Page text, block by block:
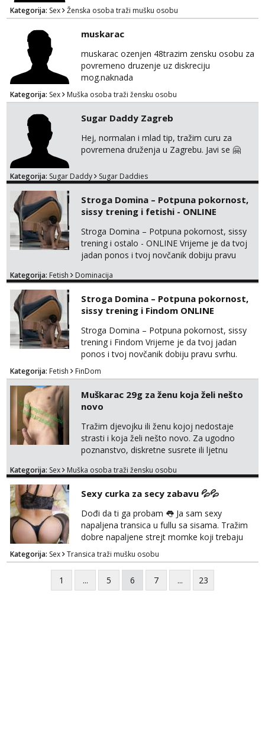
Kategorija: Sex Ženska osoba traži mušku osobu
muskarac
muskarac ozenjen 48trazim zensku osobu za
povremeno druzenje uz diskreciju
mog.naknada
Kategorija: Sex Muška osoba traži žensku osobu
Sugar Daddy Zagreb
Hej, normalan i mlad tip, tražim curu za
povremena druženja u Zagrebu. Javi se 🤗
Kategorija: Sugar Daddy Sugar Daddies
Stroga Domina – Potpuna pokornost,
sissy trening i fetishi - ONLINE
Stroga Domina – Potpuna pokornost, sissy
trening i ostalo - ONLINE Vrijeme je da tvoj
jadan ponos i tvoj novčanik dobiju pravu
Domina preuzima potpunu kontrolu nad
isključivo ozbiljni, solventni i poslušni subovi
koji žude za strogim zapovijedima, sissy
transformacijom (rublje, elegancija) i
potpunim psiholo...
Kategorija: Fetish Dominacija
Stroga Domina – Potpuna pokornost,
sissy trening i Findom ONLINE
Stroga Domina – Potpuna pokornost, sissy
trening i Findom Vrijeme je da tvoj jadan
ponos i tvoj novčanik dobiju pravu svrhu.
Inteligentna, hladna i beskompromisna
Domina preuzima potpunu kontrolu nad
tvojim umom i financijama. Zanimaju me
isključivo ozbiljni, solventni i poslušni subovi
koji žude za strogim zapovijedima, sissy
transformacijom (rublje, elegancija) i
potpunim psihološkim treni...
Kategorija: Fetish FinDom
Muškarac 29g za ženu koja želi nešto
novo
Tražim djevojku ili ženu kojoj nedostaje
strasti i koja želi nešto novo. Za ugodno
poznanstvo, diskretne susrete ili ljetnu
uredan. Slobodna ili zauzeta, dobrodošla. Prvi
kasnije može poziv. Sl. Brod moj prostor
Zagreb i ostatak Hrvatske mobilan !
𝗡𝗮𝗽𝗼𝗺𝗲𝗻𝗮 tražim samo žene...
Kategorija: Sex Muška osoba traži žensku osobu
Sexy curka za secy zabavu 💦💦
Dođi da ti ga probam 👅 Ja sam sexy
napaljena transica u fullu sa sisama. Tražim
dobre napaljene strejt momke koji trebaju
diskretno pražnjenje kite. Samo za dobre
frajere koji drže do sebe. Imaj neku sliku.
Pozivi i poruke bez slike - nema odgovora.
Pojebi me Poruke WhatsApp: 0998667649
Kategorija: Sex Transica traži mušku osobu
1 ... 5 6 7 ... 23